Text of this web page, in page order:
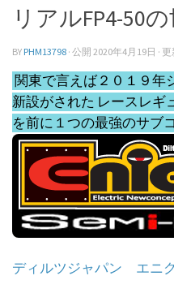
リアルFP4-50
BY PHM13798 · 公開 2020年4月19日 ·
関東で言えば２０１９年
新設がされた レースレギ
を前に１つの最強のサブ
ディルツジャパン エニ